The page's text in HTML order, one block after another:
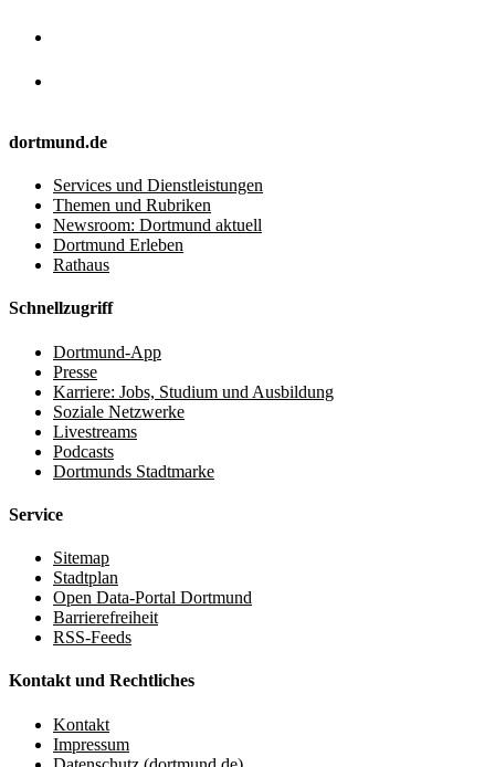
dortmund.de
Services und Dienstleistungen
Themen und Rubriken
Newsroom: Dortmund aktuell
Dortmund Erleben
Rathaus
Schnellzugriff
Dortmund-App
Presse
Karriere: Jobs, Studium und Ausbildung
Soziale Netzwerke
Livestreams
Podcasts
Dortmunds Stadtmarke
Service
Sitemap
Stadtplan
Open Data-Portal Dortmund
Barrierefreiheit
RSS-Feeds
Kontakt und Rechtliches
Kontakt
Impressum